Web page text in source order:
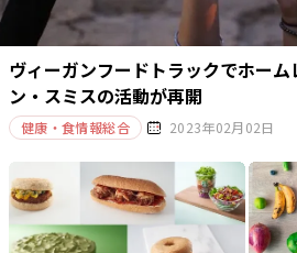
ヴィーガンフードトラックでホー
ン・スミスの活動が再開
健康・食情報総合 2023年02月02日